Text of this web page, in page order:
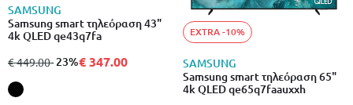
SAMSUNG
Samsung smart τηλεόραση 43"
4k QLED qe43q7fa
από
€ 449.00σε
- 23%€ 347.00
EXTRA -10%
SAMSUNG
Samsung smart τηλεόραση 65"
4k QLED qe65q7faauxxh